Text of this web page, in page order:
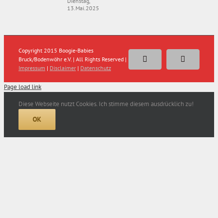
13.Mai.2025
Copyright 2015 Boogie-Babies
Bruck/Bodenwöhr e.V. | All Rights Reserved |
Impressum | Disclaimer | Datenschutz
Facebook
E-
Mail
Page load link
Diese Webseite nutzt Cookies. Ich stimme diesem ausdrücklich zu!
OK